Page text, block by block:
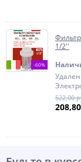
-60%
1/2''
522,00
208,80